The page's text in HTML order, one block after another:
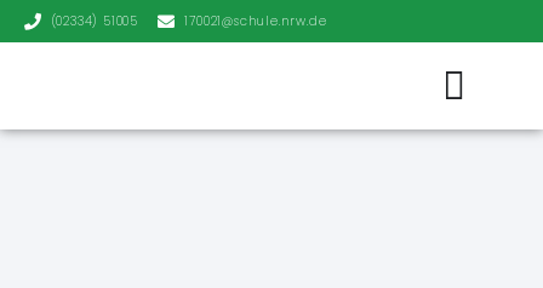
(02334) 51005 170021@schule.nrw.de